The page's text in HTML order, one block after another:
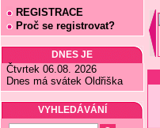
REGISTRACE
Proč se registrovat?
DNES JE
Čtvrtek 06.08. 2026
Dnes má svátek Oldřiška
VYHLEDÁVÁNÍ